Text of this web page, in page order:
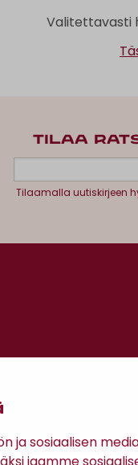
sosiaalisen
Valitettavasti
TILAA
Tilaamalla uutiskirjeen